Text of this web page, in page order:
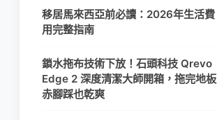
移居馬來西亞前必讀：2026年生活費
用完整指南
鎖水拖布技術下放！石頭科技 Qrevo
Edge 2 深度清潔大師開箱，拖完地板
赤腳踩也乾爽